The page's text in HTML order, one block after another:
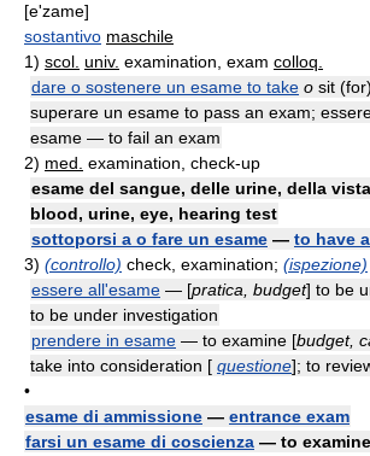
[e'zame]
sostantivo maschile
1) scol. univ. examination, exam colloq.
dare o sostenere un esame to take o sit (for)
superare un esame to pass an exam;
esame — to fail an exam
2) med. examination, check-up
esame del sangue, delle urine, della
blood, urine, eye, hearing test
sottoporsi a o fare un esame — to have
3) (controllo) check, examination; (ispezione)
essere all'esame — [pratica, budget] to be
to be under investigation
prendere in esame — to examine [budget,
take into consideration [ questione]; to
•
esame di ammissione — entrance exam
farsi un esame di coscienza — to